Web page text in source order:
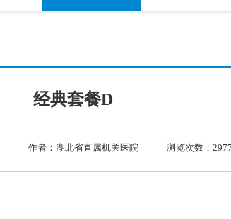
经典套餐D
作者：湖北省直属机关医院 浏览次数：